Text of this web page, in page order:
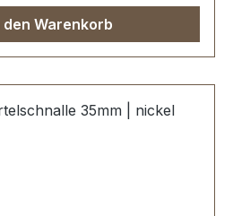
den Warenkorb